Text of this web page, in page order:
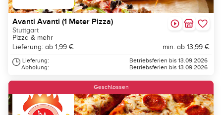
Avanti Avanti (1 Meter Pizza)
Stuttgart
Pizza & mehr
Lieferung: ab 1,99 €
min. ab 13,99 €
Lieferung:
Abholung:
Betriebsferien bis 13.09.2026
Betriebsferien bis 13.09.2026
Geschlossen